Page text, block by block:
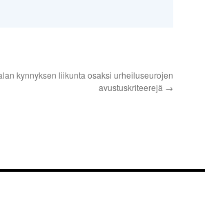
kynnyksen liikunta osaksi urheiluseurojen
avustuskriteerejä →